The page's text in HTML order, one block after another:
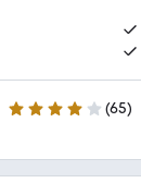
4.1 Sterne (65)